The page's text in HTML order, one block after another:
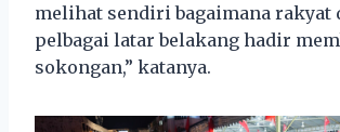
melihat sendiri bagaimana rakyat
pelbagai latar belakang hadir
sokongan,” katanya.